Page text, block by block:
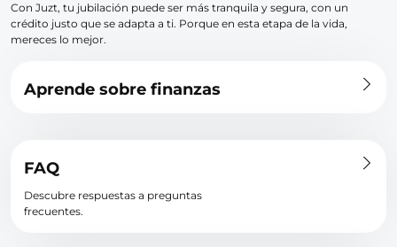
Con Juzt, tu jubilación puede ser más tranquila y segura, con un
crédito justo que se adapta a ti. Porque en esta etapa de la vida,
mereces lo mejor.
Aprende sobre finanzas
FAQ
Descubre respuestas a preguntas
frecuentes.